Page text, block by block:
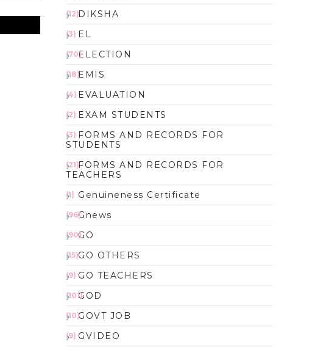
DIKSHA
(12)
EL
(3)
ELECTION
(70)
EMIS
(18)
EVALUATION
(4)
EXAM STUDENTS
(2)
FORMS AND RECORDS FOR
STUDENTS
(3)
FORMS AND RECORDS FOR
TEACHERS
(21)
Genuineness Certificate
(1)
Gnews
(96)
GO
(90)
GO OTHERS
(15)
GO TEACHERS
(9)
GOD
(101)
GOVT JOB
(10)
GVIDEO
(9)